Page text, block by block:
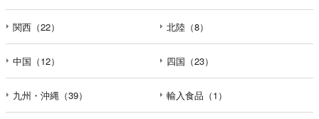
関西（22） 北陸（8）
中国（12） 四国（23）
九州・沖縄（39） 輸入食品（1）